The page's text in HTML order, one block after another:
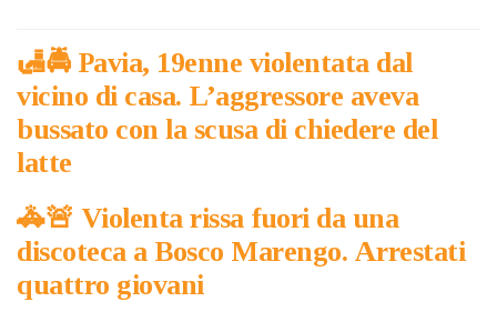
🛃​🚔​ Pavia, 19enne violentata dal
vicino di casa. L’aggressore aveva
bussato con la scusa di chiedere del
latte
🚓​🚨​ Violenta rissa fuori da una
discoteca a Bosco Marengo. Arrestati
quattro giovani